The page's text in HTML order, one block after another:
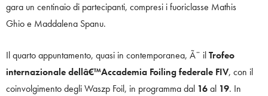
gara un centinaio di partecipanti, compresi i fuoriclasse Mathis
Ghio e Maddalena Spanu.
Il quarto appuntamento, quasi in contemporanea, Ã¨ ilTrofeo
internazionale dellâ€™Accademia Foiling federale FIV, con il
coinvolgimento degli Waszp Foil, in programma dal 16al 19. In